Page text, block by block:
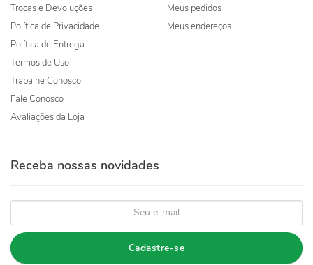
Trocas e Devoluções
Política de Privacidade
Política de Entrega
Termos de Uso
Trabalhe Conosco
Fale Conosco
Avaliações da Loja
Meus pedidos
Meus endereços
Receba nossas novidades
Cadastre-se